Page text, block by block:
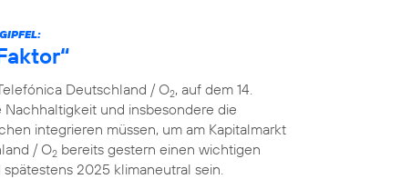
Deutschland / O2, auf dem 14.
und insbesondere die
integrieren müssen, um am Kapitalmarkt
/ O2 bereits gestern einen wichtigen
2025 klimaneutral sein.